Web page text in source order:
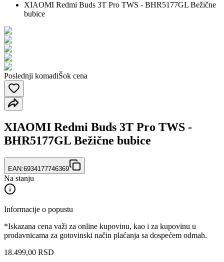
XIAOMI Redmi Buds 3T Pro TWS - BHR5177GL Bežične
bubice
Poslednji komadiŠok cena
XIAOMI Redmi Buds 3T Pro TWS -
BHR5177GL Bežične bubice
EAN:6934177746369
Na stanju
Informacije o popustu
*Iskazana cena važi za online kupovinu, kao i za kupovinu u
prodavnicama za gotovinski način plaćanja sa dospećem odmah.
18.499,00 RSD